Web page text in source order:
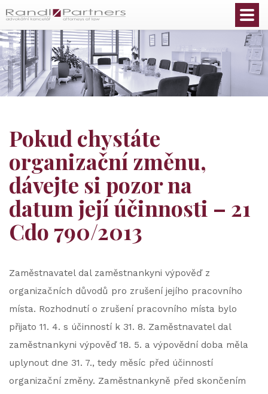
Pokud chystáte
organizační změnu,
dávejte si pozor na
datum její účinnosti – 21
Cdo 790/2013
Zaměstnavatel dal zaměstnankyni výpověď z
organizačních důvodů pro zrušení jejího pracovního
místa. Rozhodnutí o zrušení pracovního místa bylo
přijato 11. 4. s účinností k 31. 8. Zaměstnavatel dal
zaměstnankyni výpověď 18. 5. a výpovědní doba měla
uplynout dne 31. 7., tedy měsíc před účinností
organizační změny. Zaměstnankyně před skončením
Čeština